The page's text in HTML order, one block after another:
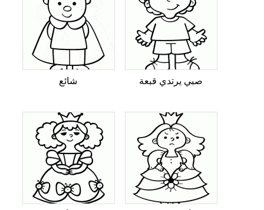
شائع صبي يرتدي قبعة